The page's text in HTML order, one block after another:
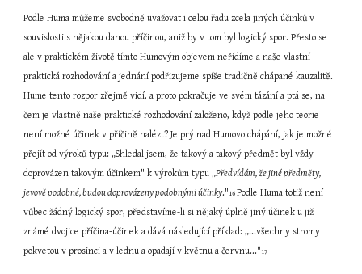
Podle Huma můžeme svobodně uvažovat i celou řadu zcela jiných účinků v
souvislosti s nějakou danou příčinou, aniž by v tom byl logický spor. Přesto se
ale v praktickém životě tímto Humovým objevem neřídíme a naše vlastní
praktická rozhodování a jednání podřizujeme spíše tradičně chápané kauzalitě.
Hume tento rozpor zřejmě vidí, a proto pokračuje ve svém tázání a ptá se, na
čem je vlastně naše praktické rozhodování založeno, když podle jeho teorie
není možné účinek v příčině nalézt? Je prý nad Humovo chápání, jak je možné
přejít od výroků typu: „Shledal jsem, že takový a takový předmět byl vždy
doprovázen takovým účinkem" k výrokům typu „Předvídám, že jiné předměty,
jevově podobné, budou doprovázeny podobnými účinky."16 Podle Huma totiž není
vůbec žádný logický spor, představíme-li si nějaký úplně jiný účinek u již
známé dvojice příčina-účinek a dává následující příklad: „...všechny stromy
pokvetou v prosinci a v lednu a opadají v květnu a červnu..."17